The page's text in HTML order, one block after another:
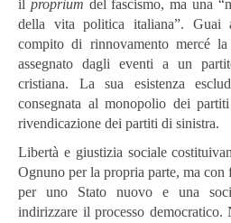
il proprium del fascismo, ma una
della vita politica italiana”. Guai
compito di rinnovamento mercé
assegnato dagli eventi a un
cristiana. La sua esistenza
consegnata al monopolio dei
rivendicazione dei partiti di sinistra.
Libertà e giustizia sociale
Ognuno per la propria parte, ma con
per uno Stato nuovo e una
indirizzare il processo democratico.